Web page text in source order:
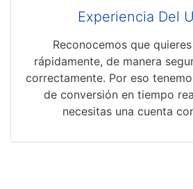
Experiencia Del
Reconocemos que
rápidamente, de manera
correctamente. Por eso
de conversión en tiempo
necesitas una cuenta